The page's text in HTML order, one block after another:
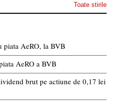
Toate stirile
piata AeRO, la BVB
AeRO a BVB
brut pe actiune de 0,17 lei